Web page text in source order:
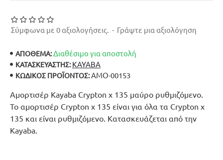
Αμορτισέρ Kayaba Crypton x 135 μαύρο ρυθμιζόμενο.
Το αμορτισέρ Crypton x 135 είναι για όλα τα Crypton x
135 και είναι ρυθμιζόμενο. Κατασκευάζεται από την
Kayaba.
ΑΠΟΘΕΜΑ:Διαθέσιμο για αποστολή
ΚΑΤΑΣΚΕΥΑΣΤΉΣ: KAYABA
ΚΩΔΙΚΌΣ ΠΡΟΪΌΝΤΟΣ:ΑΜΟ-00153
Σύμφωνα με 0 αξιολογήσεις. - Γράψτε μια αξιολόγηση